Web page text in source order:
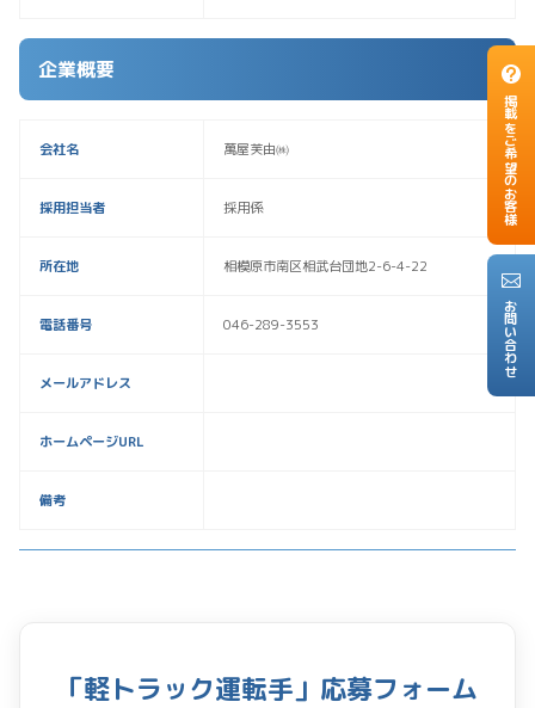
掲載をご希望のお客様
お問い合わせ
企業概要
会社名 萬屋芙由㈱
採用担当者 採用係
所在地 相模原市南区相武台団地2-6-4-22
電話番号 046-289-3553
メールアドレス
ホームページURL
備考
「軽トラック運転手」応募フォーム